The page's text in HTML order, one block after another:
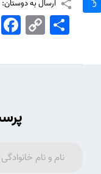
ارسال به دوستان:
Copy
Link
اشتراک